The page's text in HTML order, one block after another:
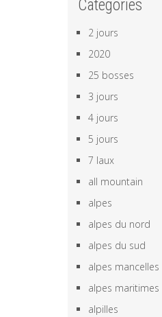
Categories
2 jours
2020
25 bosses
3 jours
4 jours
5 jours
7 laux
all mountain
alpes
alpes du nord
alpes du sud
alpes mancelles
alpes maritimes
alpilles